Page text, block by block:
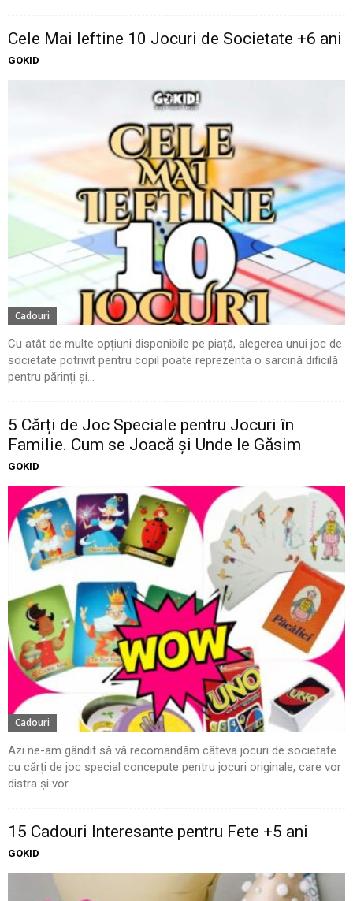
Cele Mai Ieftine 10 Jocuri de Societate +6 ani
GOKID
Cadouri
Cu atât de multe opțiuni disponibile pe piață, alegerea unui joc de
societate potrivit pentru copil poate reprezenta o sarcină dificilă
pentru părinți și...
5 Cărți de Joc Speciale pentru Jocuri în
Familie. Cum se Joacă și Unde le Găsim
GOKID
Cadouri
Azi ne-am gândit să vă recomandăm câteva jocuri de societate
cu cărți de joc special concepute pentru jocuri originale, care vor
distra și vor...
15 Cadouri Interesante pentru Fete +5 ani
GOKID